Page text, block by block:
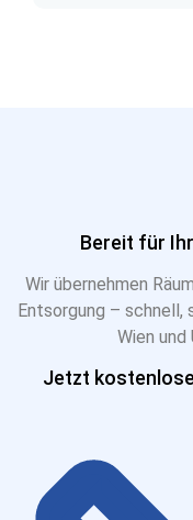
Bereit für
Wir übernehmen
Entsorgung – schnell,
Wien und
Jetzt